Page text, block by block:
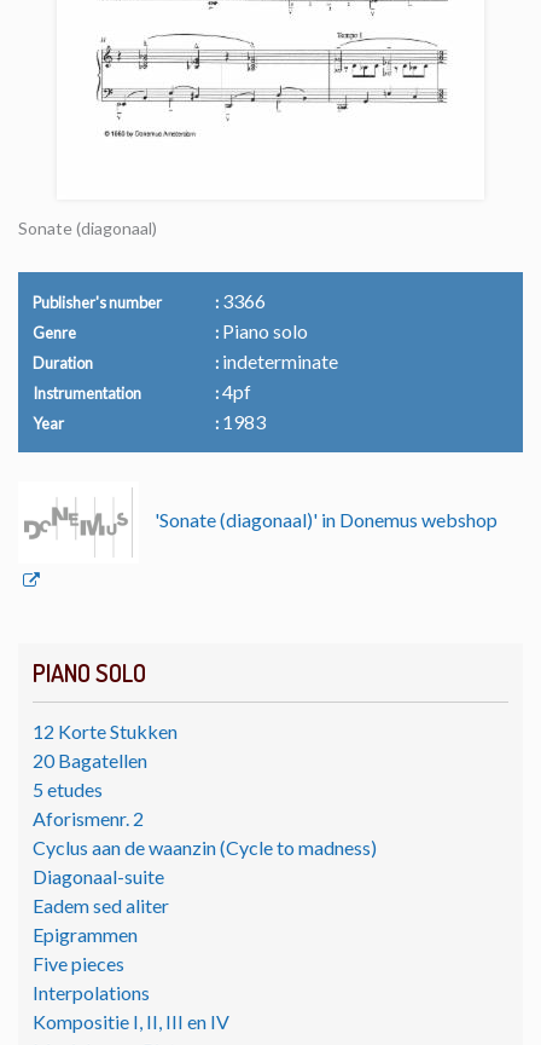
PIANO SOLO
12 Korte Stukken
20 Bagatellen
5 etudes
Aforismenr. 2
Cyclus aan de waanzin (Cycle to madness)
Diagonaal-suite
Eadem sed aliter
Epigrammen
Five pieces
Interpolations
Kompositie I, II, III en IV
Sonate (diagonaal)
Publisher's number 3366
Genre Piano solo
Duration indeterminate
Instrumentation 4pf
Year 1983
'Sonate (diagonaal)' in Donemus webshop